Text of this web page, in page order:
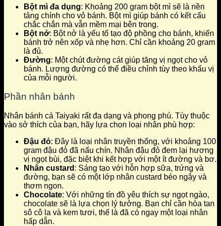
Bột mì đa dụng: Khoảng 200 gram bột mì sẽ là nền
tảng chính cho vỏ bánh. Bột mì giúp bánh có kết cấu
chắc chắn mà vẫn mềm mại bên trong.
Bột nở: Bột nở là yếu tố tạo độ phồng cho bánh, khiến
bánh trở nên xốp và nhẹ hơn. Chỉ cần khoảng 20 gram
là đủ.
Đường: Một chút đường cát giúp tăng vị ngọt cho vỏ
bánh. Lượng đường có thể điều chỉnh tùy theo khẩu vị
của mỗi người.
Phần nhân bánh
Nhân bánh cá Taiyaki rất đa dạng và phong phú. Tùy thuộc
vào sở thích của bạn, hãy lựa chọn loại nhân phù hợp:
Đậu đỏ: Đây là loại nhân truyền thống, với khoảng 100
gram đậu đỏ đã nấu chín. Nhân đậu đỏ đem lại hương
vị ngọt bùi, đặc biệt khi kết hợp với một ít đường và bơ.
Nhân custard : Sáng tạo với hỗn hợp sữa, trứng và
đường, bạn sẽ có một lớp nhân custard béo ngậy và
thơm ngon.
Chocolate: Với những tín đồ yêu thích sự ngọt ngào,
chocolate sẽ là lựa chọn lý tưởng. Bạn chỉ cần hòa tan
sô cô la và kem tươi, thế là đã có ngay một loại nhân
hấp dẫn.